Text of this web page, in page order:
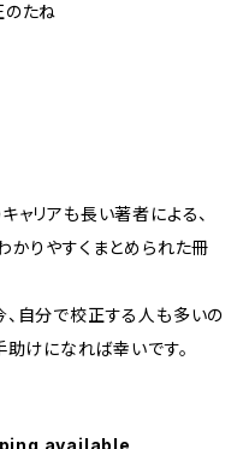
たね
ャリアも長い著者による、
かりやすくまとめられた冊
自分で校正する人も多いの
助けになれば幸いです。
available